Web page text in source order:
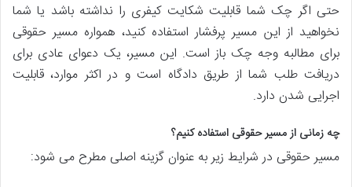
حتی اگر چک شما قابلیت شکایت کیفری را نداشته باشد یا شما
نخواهید از این مسیر پرفشار استفاده کنید، همواره مسیر حقوقی
برای مطالبه وجه چک باز است. این مسیر، یک دعوای عادی برای
دریافت طلب شما از طریق دادگاه است و در اکثر موارد، قابلیت
اجرایی شدن دارد.
چه زمانی از مسیر حقوقی استفاده کنیم؟
مسیر حقوقی در شرایط زیر به عنوان گزینه اصلی مطرح می شود: